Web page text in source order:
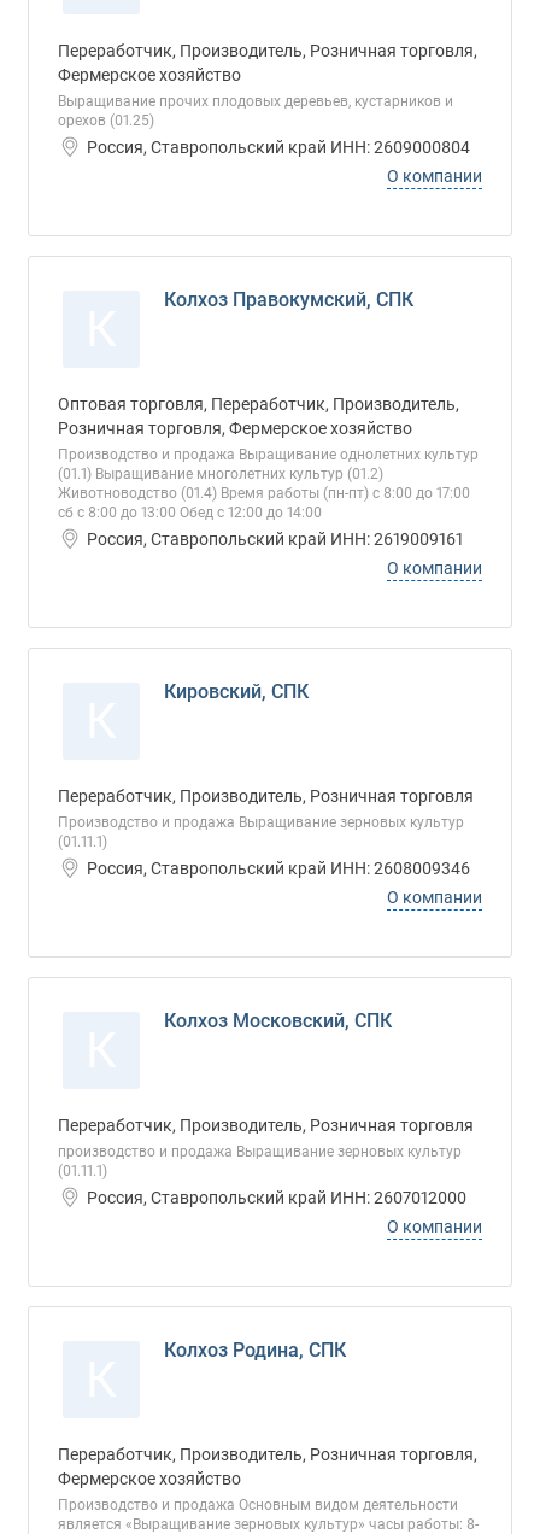
Переработчик, Производитель, Розничная торговля,
Фермерское хозяйство
Выращивание прочих плодовых деревьев, кустарников и
орехов (01.25)
Россия, Ставропольский край ИНН: 2609000804
О компании
Колхоз Правокумский, СПК
Оптовая торговля, Переработчик, Производитель,
Розничная торговля, Фермерское хозяйство
Производство и продажа Выращивание однолетних культур
(01.1) Выращивание многолетних культур (01.2)
Животноводство (01.4) Время работы (пн-пт) с 8:00 до 17:00
сб с 8:00 до 13:00 Обед с 12:00 до 14:00
Россия, Ставропольский край ИНН: 2619009161
О компании
Кировский, СПК
Переработчик, Производитель, Розничная торговля
Производство и продажа Выращивание зерновых культур
(01.11.1)
Россия, Ставропольский край ИНН: 2608009346
О компании
Колхоз Московский, СПК
Переработчик, Производитель, Розничная торговля
производство и продажа Выращивание зерновых культур
(01.11.1)
Россия, Ставропольский край ИНН: 2607012000
О компании
Колхоз Родина, СПК
Переработчик, Производитель, Розничная торговля,
Фермерское хозяйство
Производство и продажа Основным видом деятельности
является «Выращивание зерновых культур» часы работы: 8-